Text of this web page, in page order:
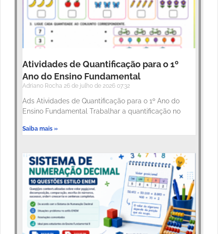
Atividades de Quantificação para o 1º
Ano do Ensino Fundamental
Adriano Rocha 26 de julho de 2026 07:32
Ads Atividades de Quantificação para o 1º Ano do
Ensino Fundamental Trabalhar a quantificação no
Saiba mais »